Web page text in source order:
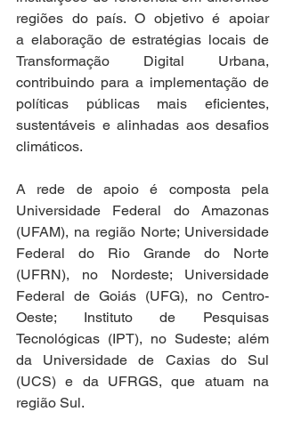
regiões do país. O objetivo é apoiar
a elaboração de estratégias locais de
Transformação Digital Urbana,
contribuindo para a implementação de
políticas públicas mais eficientes,
sustentáveis e alinhadas aos desafios
climáticos.
A rede de apoio é composta pela
Universidade Federal do Amazonas
(UFAM), na região Norte; Universidade
Federal do Rio Grande do Norte
(UFRN), no Nordeste; Universidade
Federal de Goiás (UFG), no Centro-
Oeste; Instituto de Pesquisas
Tecnológicas (IPT), no Sudeste; além
da Universidade de Caxias do Sul
(UCS) e da UFRGS, que atuam na
região Sul.